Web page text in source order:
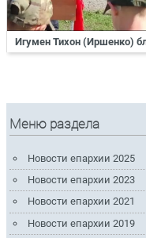
Игумен Тихон (Иршенко)
Меню раздела
Новости епархии 2025
Новости епархии 2023
Новости епархии 2021
Новости епархии 2019